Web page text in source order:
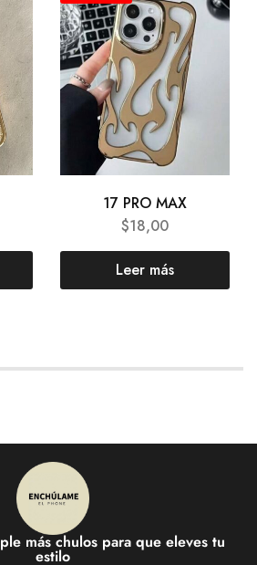
17 PRO MAX
$18,00
Leer más
más chulos para que eleves tu
estilo